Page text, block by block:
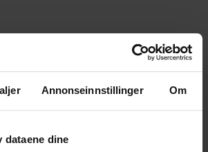
Annonseinnstillinger Om
dataene dine